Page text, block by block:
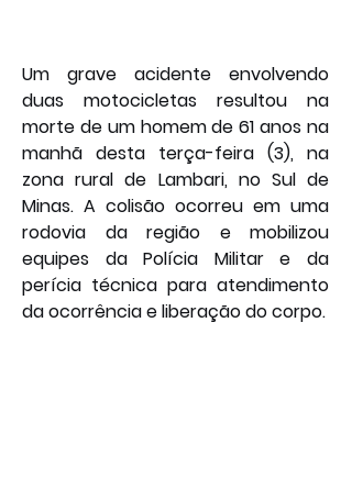
Um grave acidente envolvendo
duas motocicletas resultou na
morte de um homem de 61 anos na
manhã desta terça-feira (3), na
zona rural de Lambari, no Sul de
Minas. A colisão ocorreu em uma
rodovia da região e mobilizou
equipes da Polícia Militar e da
perícia técnica para atendimento
da ocorrência e liberação do corpo.